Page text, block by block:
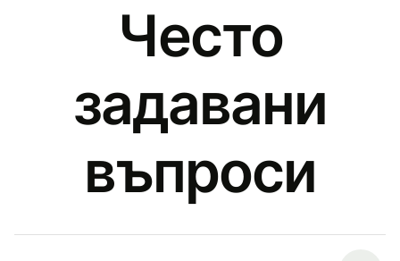
Често
задавани
въпроси